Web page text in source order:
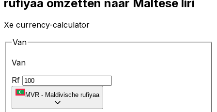
rufiyaa omzetten naar Maltese liri
Xe currency-calculator
Van
Van
Rf
MVR - Maldivische rufiyaa